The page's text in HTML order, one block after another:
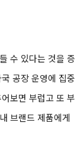
수 있다는 것을 증
공장 운영에 집중
보면 부럽고 또 부
브랜드 제품에게